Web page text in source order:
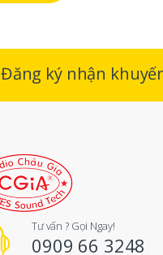
Đăng ký nhận
Tư vấn ? Gọi Ngay!
0909 66 3248